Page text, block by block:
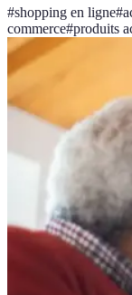
#shopping en ligne#
commerce#produits